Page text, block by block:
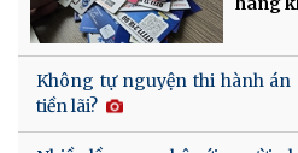
Không tự nguyện thi hành án
tiền lãi?